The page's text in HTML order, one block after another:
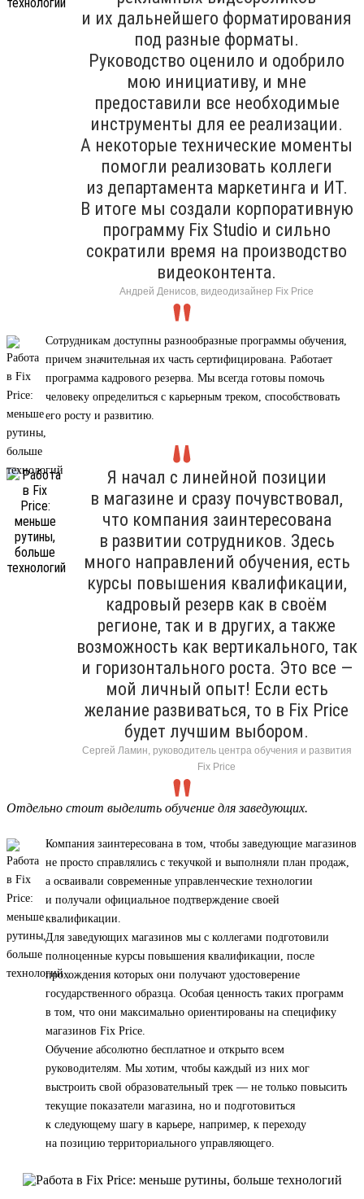
и их дальнейшего форматирования
под разные форматы.
Руководство оценило и одобрило
мою инициативу, и мне
предоставили все необходимые
инструменты для ее реализации.
А некоторые технические моменты
помогли реализовать коллеги
из департамента маркетинга и ИТ.
В итоге мы создали корпоративную
программу Fix Studio и сильно
сократили время на производство
видеоконтента.
Андрей Денисов, видеодизайнер Fix Price
Сотрудникам доступны разнообразные программы обучения,
причем значительная их часть сертифицирована. Работает
программа кадрового резерва. Мы всегда готовы помочь
человеку определиться с карьерным треком, способствовать
его росту и развитию.
Я начал с линейной позиции
в магазине и сразу почувствовал,
что компания заинтересована
в развитии сотрудников. Здесь
много направлений обучения, есть
курсы повышения квалификации,
кадровый резерв как в своём
регионе, так и в других, а также
возможность как вертикального, так
и горизонтального роста. Это все —
мой личный опыт! Если есть
желание развиваться, то в Fix Price
будет лучшим выбором.
Сергей Ламин, руководитель центра обучения и развития
Fix Price
Отдельно стоит выделить обучение для заведующих.
Компания заинтересована в том, чтобы заведующие магазинов
не просто справлялись с текучкой и выполняли план продаж,
а осваивали современные управленческие технологии
и получали официальное подтверждение своей
квалификации.
Для заведующих магазинов мы с коллегами подготовили
полноценные курсы повышения квалификации, после
прохождения которых они получают удостоверение
государственного образца. Особая ценность таких программ
в том, что они максимально ориентированы на специфику
магазинов Fix Price.
Обучение абсолютно бесплатное и открыто всем
руководителям. Мы хотим, чтобы каждый из них мог
выстроить свой образовательный трек — не только повысить
текущие показатели магазина, но и подготовиться
к следующему шагу в карьере, например, к переходу
на позицию территориального управляющего.